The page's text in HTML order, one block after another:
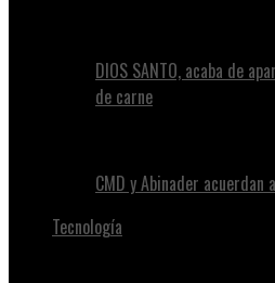
DIOS SANTO, acaba de
de carne
CMD y Abinader
Tecnología